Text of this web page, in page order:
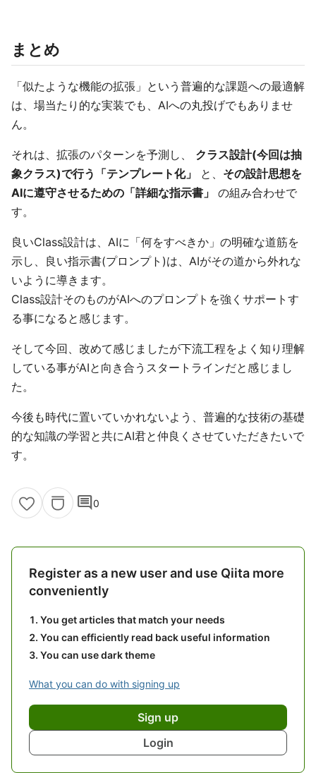
まとめ
「似たような機能の拡張」という普遍的な課題への最適解
は、場当たり的な実装でも、AIへの丸投げでもありませ
ん。
それは、拡張のパターンを予測し、 クラス設計(今回は抽
象クラス)で行う「テンプレート化」
と、 その設計思想を
AIに遵守させるための「詳細な指示書」
の組み合わせで
す。
良いClass設計は、AIに「何をすべきか」の明確な道筋を
示し、良い指示書(プロンプト)は、AIがその道から外れな
いように導きます。
Class設計そのものがAIへのプロンプトを強くサポートす
る事になると感じます。
そして今回、改めて感じましたが下流工程をよく知り理解
している事がAIと向き合うスタートラインだと感じまし
た。
今後も時代に置いていかれないよう、普遍的な技術の基礎
的な知識の学習と共にAI君と仲良くさせていただきたいで
す。
comment0
Register as a new user and use Qiita more
conveniently
You get articles that match your needs
You can efficiently read back useful information
You can use dark theme
What you can do with signing up
Sign up
Login